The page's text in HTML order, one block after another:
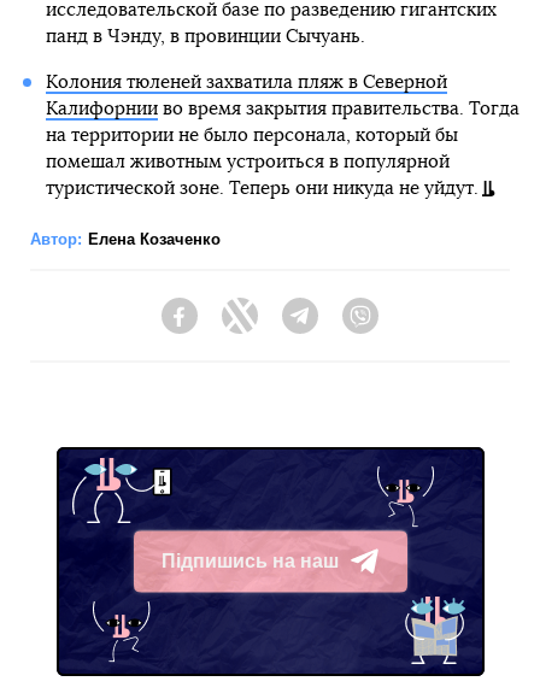
исследовательской базе по разведению гигантских
панд в Чэнду, в провинции Сычуань.
Колония тюленей захватила пляж в Северной
Калифорнииво время закрытия правительства. Тогда
на территории не было персонала, который бы
помешал животным устроиться в популярной
туристической зоне. Теперь они никуда не уйдут.
Автор: Елена Козаченко
FacebookTwitter Telegram
Підпишись на наш
Telegram